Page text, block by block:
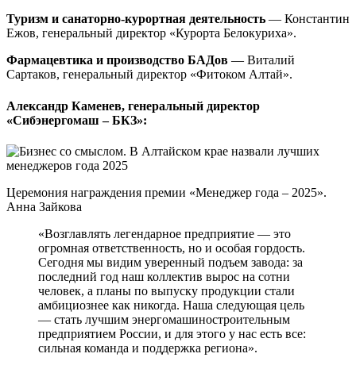
Туризм и санаторно-курортная деятельность — Константин
Ежов, генеральный директор «Курорта Белокуриха».
Фармацевтика и производство БАДов — Виталий
Сартаков, генеральный директор «Фитоком Алтай».
Александр Каменев, генеральный директор
«Сибэнергомаш – БКЗ»:
Церемония награждения премии «Менеджер года – 2025».
Анна Зайкова
«Возглавлять легендарное предприятие — это
огромная ответственность, но и особая гордость.
Сегодня мы видим уверенный подъем завода: за
последний год наш коллектив вырос на сотни
человек, а планы по выпуску продукции стали
амбициознее как никогда. Наша следующая цель
— стать лучшим энергомашиностроительным
предприятием России, и для этого у нас есть все:
сильная команда и поддержка региона».